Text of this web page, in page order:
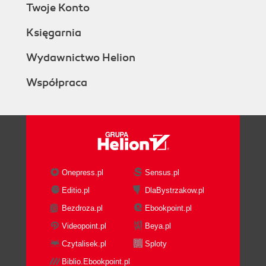
Twoje Konto
Księgarnia
Wydawnictwo Helion
Współpraca
Onepress.pl
Sensus.pl
Editio.pl
DlaBystrzakow.pl
Bezdroza.pl
Ebookpoint.pl
Videopoint.pl
Beya.pl
Czytalisek.pl
Sploty
Biblio.Ebookpoint.pl